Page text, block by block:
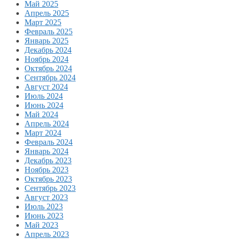
Май 2025
Апрель 2025
Март 2025
Февраль 2025
Январь 2025
Декабрь 2024
Ноябрь 2024
Октябрь 2024
Сентябрь 2024
Август 2024
Июль 2024
Июнь 2024
Май 2024
Апрель 2024
Март 2024
Февраль 2024
Январь 2024
Декабрь 2023
Ноябрь 2023
Октябрь 2023
Сентябрь 2023
Август 2023
Июль 2023
Июнь 2023
Май 2023
Апрель 2023